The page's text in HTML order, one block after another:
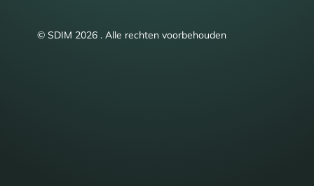
© SDIM 2026 . Alle rechten voorbehouden